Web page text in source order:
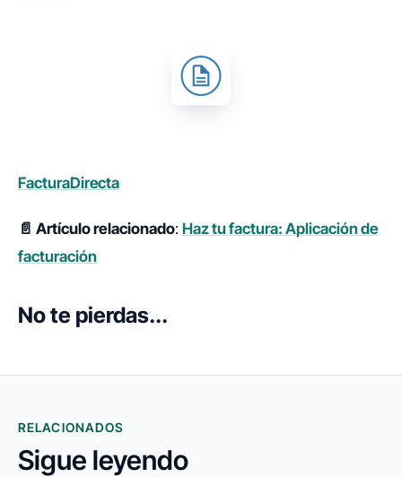
FacturaDirecta
📄 Artículo relacionado: Haz tu factura: Aplicación de
facturación
No te pierdas...
RELACIONADOS
Sigue leyendo